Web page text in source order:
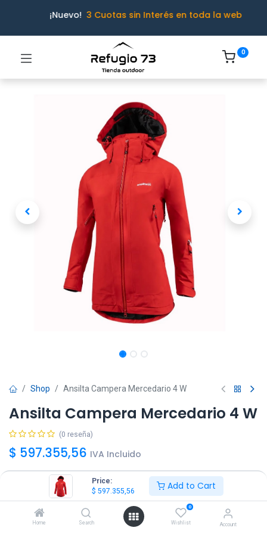
Price:
$ 597.355,56 Add to Cart
Home Search
0
Wishlist Account
¡Nuevo! 3 Cuotas sin Interés en toda la web
0
Shop Ansilta Campera Mercedario 4 W
Ansilta Campera Mercedario 4 W
(0 reseña)
$ 597.355,56 IVA Incluido